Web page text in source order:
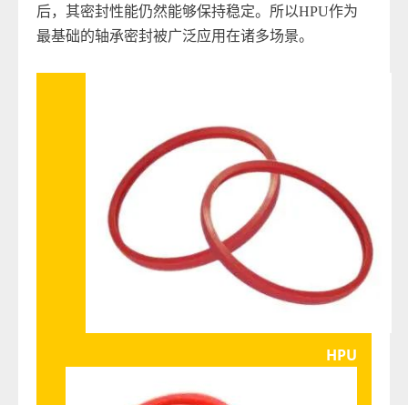
后，其密封性能仍然能够保持稳定。所以HPU作为
最基础的轴承密封被广泛应用在诸多场景。
HPU